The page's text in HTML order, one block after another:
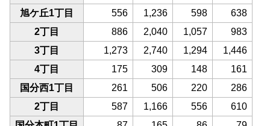
旭ケ丘1丁目
556 1,236 598
638
2丁目
886 2,040 1,057
983
3丁目
1,273 2,740 1,294
1,446
4丁目
175 309 148
161
国分西1丁目
261 506 220
286
2丁目
587 1,166 556
610